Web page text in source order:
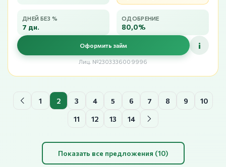
ДНЕЙ БЕЗ %
7 дн.
ОДОБРЕНИЕ
80,0%
Оформить займ i
Лиц. №2303336009996
1 2 3 4 5 6 7 8 9 10
11 12 13 14
Показать все предложения (10)